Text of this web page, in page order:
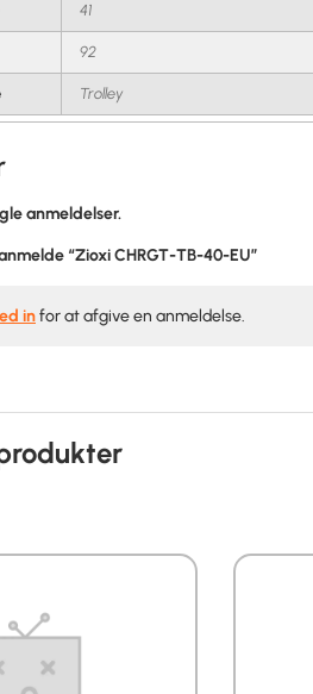
41
92
Trolley
anmeldelser.
“Zioxi CHRGT-TB-40-EU”
infor at afgive en anmeldelse.